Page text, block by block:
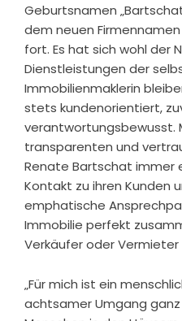
Geburtsnamen
dem neuen
fort. Es hat sich wohl der
Dienstleistungen der
Immobilienmaklerin
stets kundenorientiert,
verantwortungsbewusst.
transparenten und
Renate Bartschat immer
Kontakt zu ihren Kunden
emphatische
Immobilie perfekt
Verkäufer oder Vermieter
„Für mich ist ein
achtsamer Umgang